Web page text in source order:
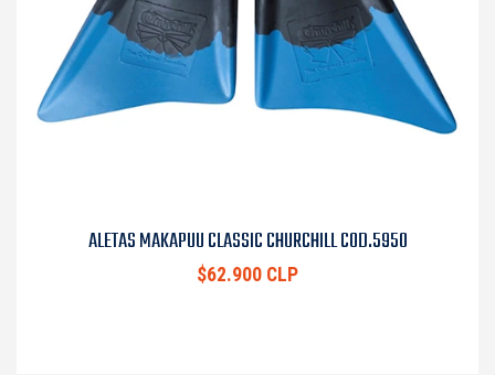
ALETAS MAKAPUU CLASSIC CHURCHILL COD.5950
$62.900 CLP